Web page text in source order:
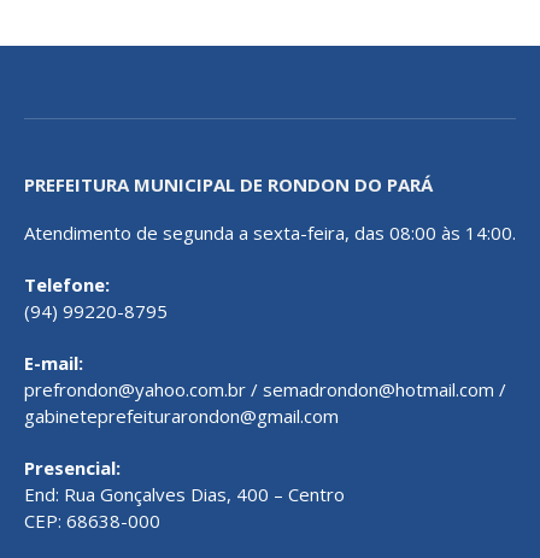
PREFEITURA MUNICIPAL DE RONDON DO PARÁ
Atendimento de segunda a sexta-feira, das 08:00 às 14:00.
Telefone:
(94) 99220-8795
E-mail:
prefrondon@yahoo.com.br / semadrondon@hotmail.com /
gabineteprefeiturarondon@gmail.com
Presencial:
End: Rua Gonçalves Dias, 400 – Centro
CEP: 68638-000